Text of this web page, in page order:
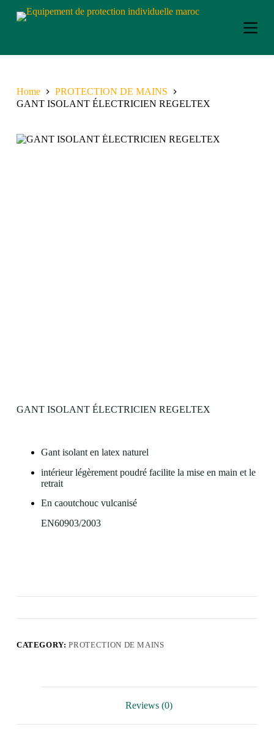
S
k
t
o
n
Home
PROTECTION DE MAINS
GANT ISOLANT ÉLECTRICIEN REGELTEX
GANT ISOLANT ÉLECTRICIEN REGELTEX
Gant isolant en latex naturel
intérieur légèrement poudré facilite la mise en main et le
retrait
En caoutchouc vulcanisé
EN60903/2003
CATEGORY:PROTECTION DE MAINS
Reviews (0)